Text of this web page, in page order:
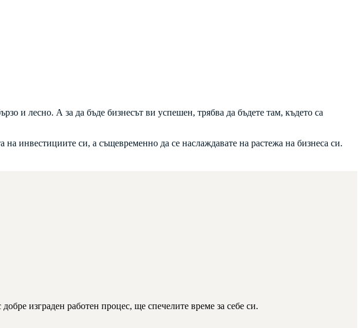
и лесно. А за да бъде бизнесът ви успешен, трябва да бъдете там, където са
инвестициите си, а същевременно да се наслаждавате на растежа на бизнеса си.
изграден работен процес, ще спечелите време за себе си.